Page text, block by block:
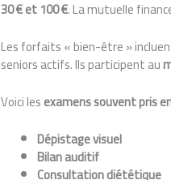
30 € et 100 €. La mutuelle
Les forfaits « bien-être »
seniors actifs. Ils participent au
Voici lesexamens souvent pris
Dépistage visuel
Bilan auditif
Consultation diététique